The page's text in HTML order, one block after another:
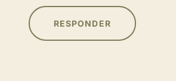
RESPONDER